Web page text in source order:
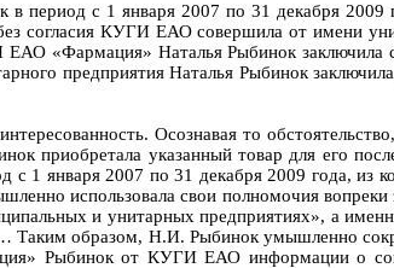
период с 1 января 2007 по 31 декабря
согласия КУГИ ЕАО совершила от имени
ЕАО «Фармация» Наталья Рыбинок
предприятия Наталья Рыбинок
Осознавая то
приобретала указанный товар для его
января 2007 по 31 декабря 2009 года, из
использовала свои полномочия
и унитарных предприятиях», а
Таким образом, Н.И. Рыбинок умышленно
Рыбинок от КУГИ ЕАО информации о